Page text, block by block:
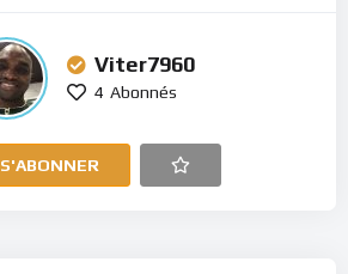
Viter7960
4 Abonnés
S'ABONNER